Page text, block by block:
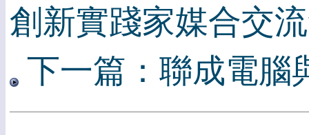
創新實踐家媒合交
下一篇：聯成電腦